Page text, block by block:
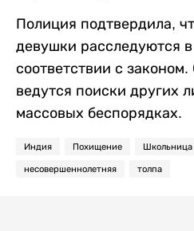
Полиция подтвердила,
девушки расследуются
соответствии с
ведутся поиски других
массовых беспорядках.
Индия Похищение Школьница
несовершеннолетняя толпа